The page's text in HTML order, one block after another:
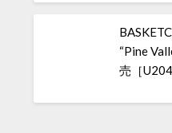
“Pine
売［